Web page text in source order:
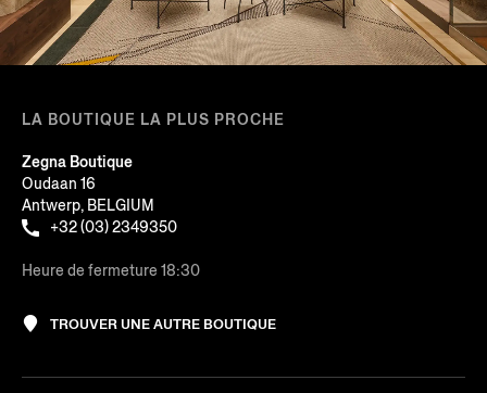
LA BOUTIQUE LA PLUS PROCHE
Zegna Boutique
Oudaan 16
Antwerp, BELGIUM
+32 (03) 2349350
Heure de fermeture 18:30
TROUVER UNE AUTRE BOUTIQUE